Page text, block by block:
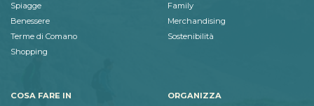
Spiagge
Benessere
Terme di Comano
Shopping
Family
Merchandising
Sostenibilità
COSA FARE IN ORGANIZZA